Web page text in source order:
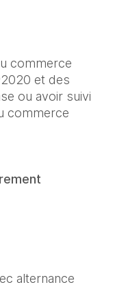
commerce
et des
ou avoir suivi
commerce
alternance